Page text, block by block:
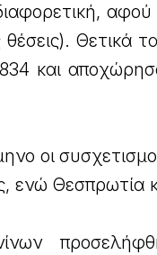
Θετικά
και
οι
ενώ